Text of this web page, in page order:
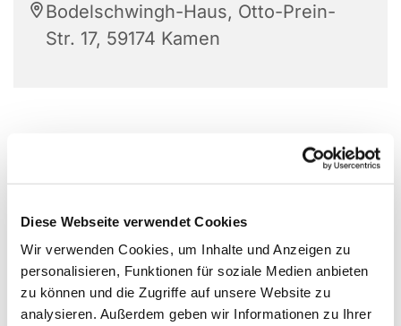
Diese Webseite verwendet Cookies
Wir verwenden Cookies, um Inhalte und Anzeigen zu
personalisieren, Funktionen für soziale Medien anbieten
zu können und die Zugriffe auf unsere Website zu
analysieren. Außerdem geben wir Informationen zu Ihrer
Bodelschwingh-Haus, Otto-Prein-
Str. 17, 59174 Kamen